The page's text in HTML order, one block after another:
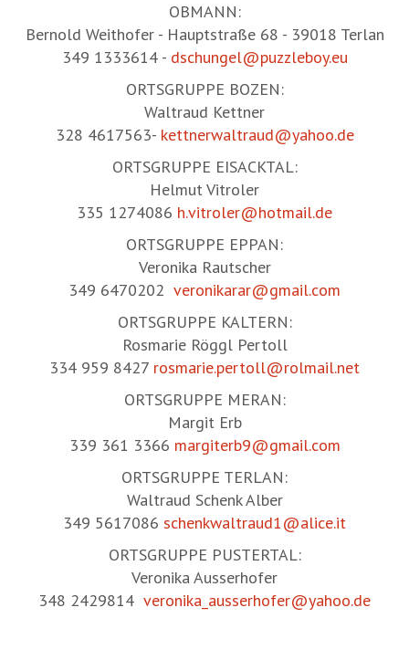
OBMANN:
Bernold Weithofer - Hauptstraße 68 - 39018 Terlan
349 1333614 - dschungel@puzzleboy.eu
ORTSGRUPPE BOZEN:
Waltraud Kettner
328 4617563- kettnerwaltraud@yahoo.de
ORTSGRUPPE EISACKTAL:
Helmut Vitroler
335 1274086 h.vitroler@hotmail.de
ORTSGRUPPE EPPAN:
Veronika Rautscher
349 6470202 veronikarar@gmail.com
ORTSGRUPPE KALTERN:
Rosmarie Röggl Pertoll
334 959 8427 rosmarie.pertoll@rolmail.net
ORTSGRUPPE MERAN:
Margit Erb
339 361 3366 margiterb9@gmail.com
ORTSGRUPPE TERLAN:
Waltraud Schenk Alber
349 5617086 schenkwaltraud1@alice.it
ORTSGRUPPE PUSTERTAL:
Veronika Ausserhofer
348 2429814 veronika_ausserhofer@yahoo.de